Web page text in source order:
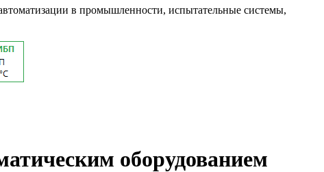
в промышленности, испытательные системы,
оборудованием